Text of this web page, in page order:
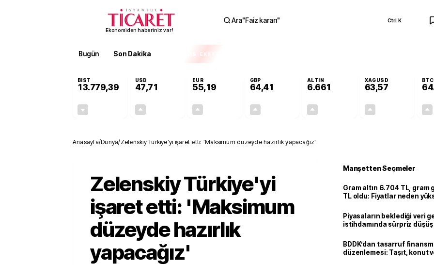
Ekonomiden haberiniz var!
Ara"Faiz kararı" Ctrl K
Bugün Son Dakika EKSTRA
BIST
13.779,39
USD
47,71
EUR
55,19
GBP
64,41
ALTIN
6.661
XAGUSD
63,57
BTC
Anasayfa/Dünya/Zelenskiy Türkiye'yi işaret etti: 'Maksimum düzeyde hazırlık yapacağız'
Zelenskiy Türkiye'yi
işaret etti: 'Maksimum
düzeyde hazırlık
yapacağız'
Manşetten Seçmeler
Gram altın 6.704 TL, gram
TL oldu: Fiyatlar neden
Piyasaların beklediği veri
istihdamında sürpriz düşüş
BDDK’dan tasarruf
düzenlemesi: Taşıt, konut